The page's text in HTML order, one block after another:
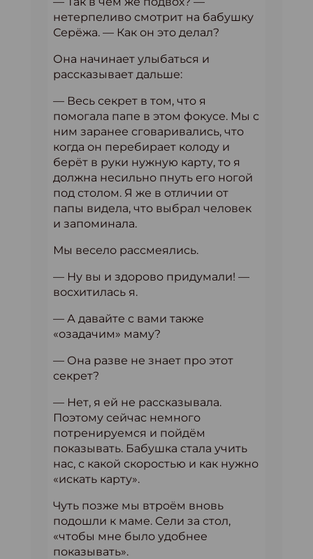
нетерпеливо смотрит на бабушку
Серёжа. — Как он это делал?
Она начинает улыбаться и
рассказывает дальше:
— Весь секрет в том, что я
помогала папе в этом фокусе. Мы с
ним заранее сговаривались, что
когда он перебирает колоду и
берёт в руки нужную карту, то я
должна несильно пнуть его ногой
под столом. Я же в отличии от
папы видела, что выбрал человек
и запоминала.
Мы весело рассмеялись.
— Ну вы и здорово придумали! —
восхитилась я.
— А давайте с вами также
«озадачим» маму?
— Она разве не знает про этот
секрет?
— Нет, я ей не рассказывала.
Поэтому сейчас немного
потренируемся и пойдём
показывать. Бабушка стала учить
нас, с какой скоростью и как нужно
«искать карту».
Чуть позже мы втроём вновь
подошли к маме. Сели за стол,
«чтобы мне было удобнее
показывать».